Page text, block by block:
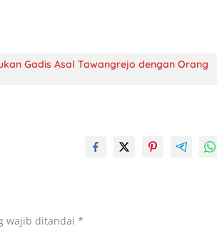
Gadis Asal Tawangrejo dengan Orang
wajib ditandai *